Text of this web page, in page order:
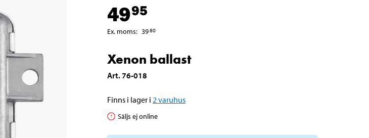
4995
Ex. moms: 3980
Xenon ballast
Art.76-018
Finns i lager i 2 varuhus
Säljs ej online